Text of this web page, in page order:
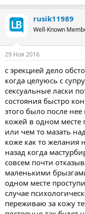
rusik11989
Well-Known
29 Ноя 2016
с эрекцией дело
когда целуюсь с
сексуальные ласки
состояния быстро
этого было после
кожей в одном месте
или чем то мазать
коже как то желания
назад когда
совсем почти
маленькими
одном месте
случае
переживаю за кожу